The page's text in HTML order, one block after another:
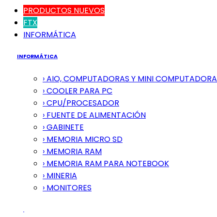
PRODUCTOS NUEVOS
FTX
INFORMÁTICA
INFORMÁTICA
› AIO, COMPUTADORAS Y MINI
› COOLER PARA PC
› CPU/PROCESADOR
› FUENTE DE ALIMENTACIÓN
› GABINETE
› MEMORIA MICRO SD
› MEMORIA RAM
› MEMORIA RAM PARA NOTEBOOK
› MINERIA
› MONITORES